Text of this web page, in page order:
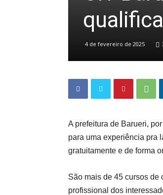
4 de fevereiro de 2025
A prefeitura de Barueri,
para uma experiência pra
gratuitamente e de forma
São mais de 45 cursos de
profissional dos